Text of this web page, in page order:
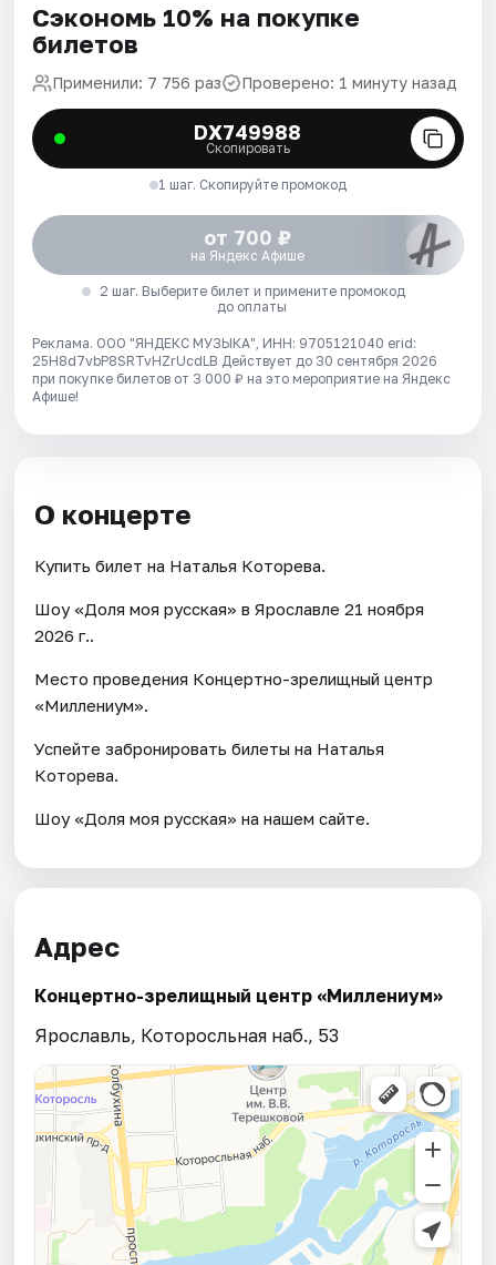
Сэкономь 10% на покупке
билетов
Применили: 7 756 раз Проверено: 1 минуту назад
DX749988
Скопировать
1 шаг. Скопируйте промокод
от 700 ₽
на Яндекс Афише
2 шаг. Выберите билет и примените промокод
до оплаты
Реклама. ООО "ЯНДЕКС МУЗЫКА", ИНН: 9705121040 erid:
25H8d7vbP8SRTvHZrUcdLB Действует до 30 сентября 2026
при покупке билетов от 3 000 ₽ на это мероприятие на Яндекс
Афише!
О концерте
Купить билет на Наталья Которева.
Шоу «Доля моя русская» в Ярославле 21 ноября
2026 г..
Место проведения Концертно-зрелищный центр
«Миллениум».
Успейте забронировать билеты на Наталья
Которева.
Шоу «Доля моя русская» на нашем сайте.
Адрес
Концертно-зрелищный центр «Миллениум»
Ярославль, Которосльная наб., 53